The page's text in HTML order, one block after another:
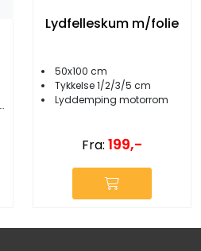
Lydfelleskum m/folie
50x100 cm
Tykkelse 1/2/3/5 cm
Lyddemping motorrom
Fra: 199,-